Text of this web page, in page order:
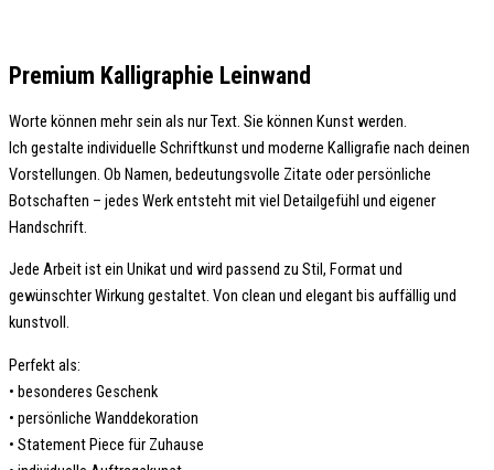
Premium Kalligraphie Leinwand
Worte können mehr sein als nur Text. Sie können Kunst werden.
Ich gestalte individuelle Schriftkunst und moderne Kalligrafie nach deinen
Vorstellungen. Ob Namen, bedeutungsvolle Zitate oder persönliche
Botschaften – jedes Werk entsteht mit viel Detailgefühl und eigener
Handschrift.
Jede Arbeit ist ein Unikat und wird passend zu Stil, Format und
gewünschter Wirkung gestaltet. Von clean und elegant bis auffällig und
kunstvoll.
Perfekt als:
• besonderes Geschenk
• persönliche Wanddekoration
• Statement Piece für Zuhause